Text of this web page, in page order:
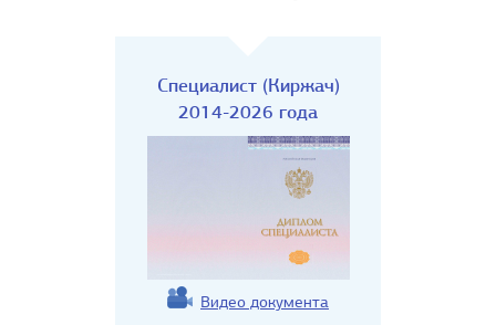
Специалист (Киржач)
2014-2026 года
Видео документа